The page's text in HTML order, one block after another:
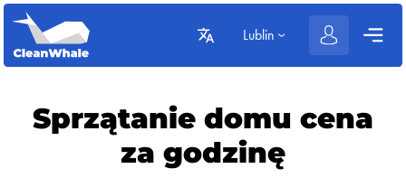
Lublin
Sprzątanie domu cena
za godzinę